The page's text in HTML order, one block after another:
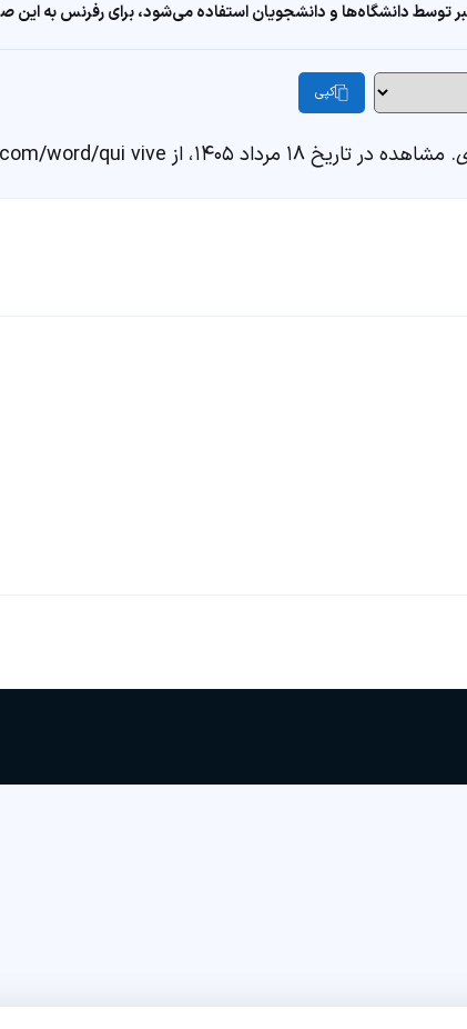
دانشگاه‌ها و دانشجویان استفاده می‌شود، برای رفرنس به این
کپی
. مشاهده در تاریخ ۱۸ مرداد ۱۴۰۵، از https://fastdic.com/word/qui vive